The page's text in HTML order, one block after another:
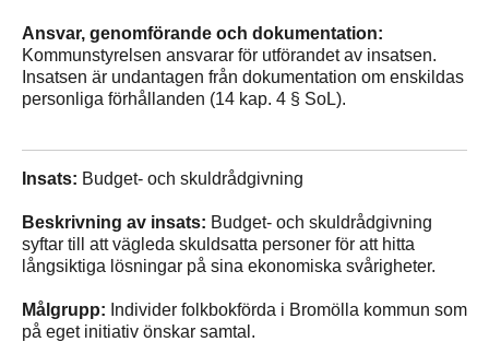
Ansvar, genomförande och dokumentation:
Kommunstyrelsen ansvarar för utförandet av insatsen.
Insatsen är undantagen från dokumentation om enskildas
personliga förhållanden (14 kap. 4 § SoL).
Insats: Budget- och skuldrådgivning
Beskrivning av insats: Budget- och skuldrådgivning
syftar till att vägleda skuldsatta personer för att hitta
långsiktiga lösningar på sina ekonomiska svårigheter.
Målgrupp: Individer folkbokförda i Bromölla kommun som
på eget initiativ önskar samtal.